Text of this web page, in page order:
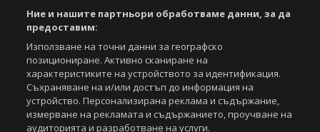
Ние и нашите партньори обработваме данни, за да
предоставим:
Използване на точни данни за географско
позициониране. Активно сканиране на
характеристиките на устройството за идентификация.
Съхраняване на и/или достъп до информация на
устройство. Персонализирана реклама и съдържание,
измерване на рекламата и съдържанието, проучване на
аудиторията и разработване на услуги.